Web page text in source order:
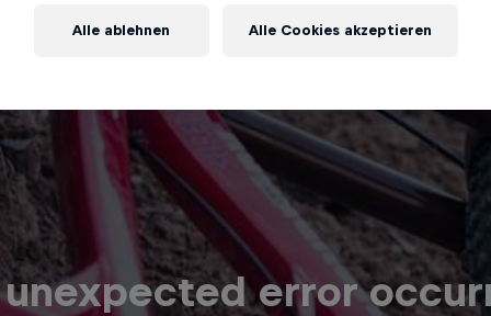
error
Alle ablehnen Alle Cookies akzeptieren